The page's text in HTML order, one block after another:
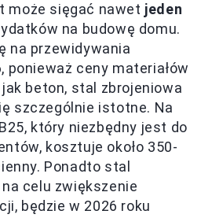
może sięgać nawet jeden
na budowę domu.
na przewidywania
ponieważ ceny materiałów
beton, stal zbrojeniowa
szczególnie istotne. Na
który niezbędny jest do
kosztuje około 350-
Ponadto stal
celu zwiększenie
będzie w 2026 roku